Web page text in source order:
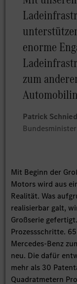
enorme
zum
Patrick
Mit Beginn der
Motors wird aus
Realität. Was
realisierbar galt,
Großserie
Prozessschritte.
Mercedes-Benz
neu. Die dafür
mehr als 30
Quadratmetern